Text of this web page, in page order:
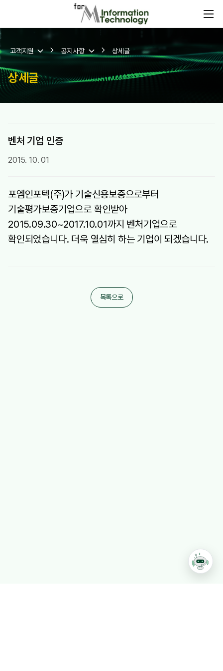
고객지원 공지사항 상세글
상세글
벤처 기업 인증
2015. 10. 01
포엠인포텍(주)가 기술신용보증으로부터
기술평가보증기업으로 확인받아
2015.09.30~2017.10.01까지 벤처기업으로
확인되었습니다. 더욱 열심히 하는 기업이 되겠습니다.
목록으로